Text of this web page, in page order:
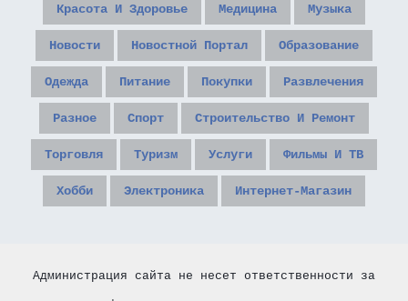
Красота И Здоровье Медицина Музыка
Новости Новостной Портал Образование
Одежда Питание Покупки Развлечения
Разное Спорт Строительство И Ремонт
Торговля Туризм Услуги Фильмы И ТВ
Хобби Электроника Интернет-Магазин
Администрация сайта не несет ответственности за